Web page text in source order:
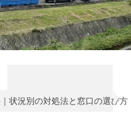
状況別の対処法と窓口の選び方